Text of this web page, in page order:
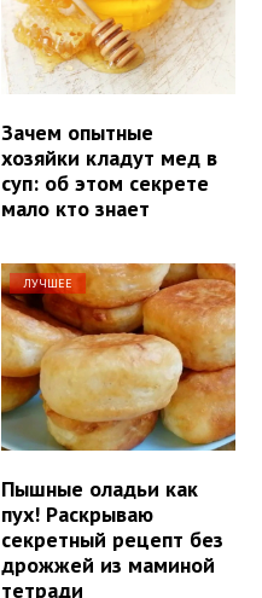
Зачем опытные
хозяйки кладут мед в
суп: об этом секрете
мало кто знает
ЛУЧШЕЕ
Пышные оладьи как
пух! Раскрываю
секретный рецепт без
дрожжей из маминой
тетради